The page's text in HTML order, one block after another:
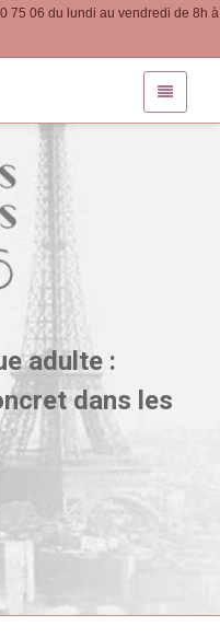
75 06 du lundi au vendredi de 8h à
adulte :
dans les